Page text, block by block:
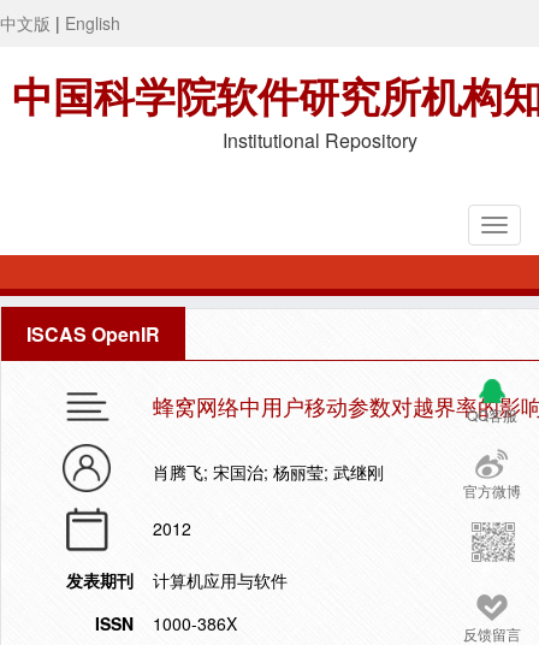
中文版 | English
中国科学院软件研究所机构
Institutional Repository
ISCAS OpenIR
QQ客服
官方微博
反馈留言
蜂窝网络中用户移动参数对越界率的影
肖腾飞; 宋国治; 杨丽莹; 武继刚
2012
发表期刊
计算机应用与软件
ISSN
1000-386X